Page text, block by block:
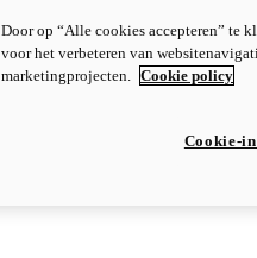
Door op “Alle cookies accepteren” te
voor het verbeteren van
marketingprojecten. Cookie policy
Cookie-